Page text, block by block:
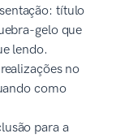
título
gelo que
lendo.
no
como
para a